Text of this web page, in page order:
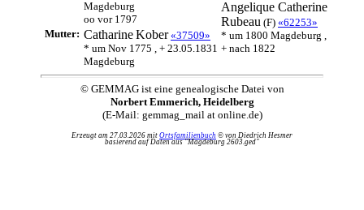
Magdeburg
oo vor 1797
Angelique Catherine
Rubeau (F) «62253»
* um 1800 Magdeburg ,
+ nach 1822
Mutter: CatharineKober «37509»
* um Nov 1775 , + 23.05.1831
Magdeburg
© GEMMAG ist eine genealogische Datei von
Norbert Emmerich, Heidelberg
(E-Mail: gemmag_mail at online.de)
Erzeugt am 27.03.2026 mit Ortsfamilienbuch © von Diedrich Hesmer
basierend auf Daten aus "Magdeburg 2603.ged"